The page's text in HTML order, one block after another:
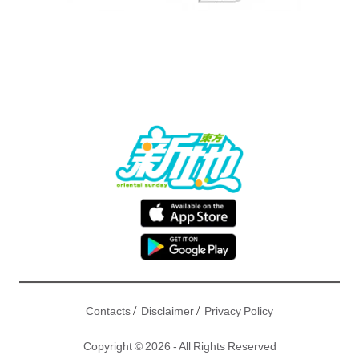
Contacts/ Disclaimer/ Privacy Policy
Copyright © 2026 - All Rights Reserved